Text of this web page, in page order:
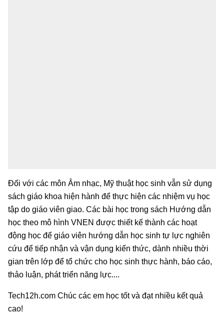
Đối với các môn Âm nhạc, Mỹ thuật học sinh vẫn sử dụng
sách giáo khoa hiện hành để thực hiện các nhiệm vụ học
tập do giáo viên giao. Các bài học trong sách Hướng dẫn
học theo mô hình VNEN được thiết kế thành các hoạt
động học để giáo viên hướng dẫn học sinh tự lực nghiên
cứu để tiếp nhận và vận dụng kiến thức, dành nhiều thời
gian trên lớp để tổ chức cho học sinh thực hành, báo cáo,
thảo luận, phát triển năng lực....
Tech12h.com Chúc các em học tốt và đạt nhiều kết quả
cao!